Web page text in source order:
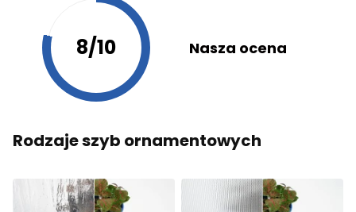
8/10 Nasza ocena
Rodzaje szyb ornamentowych